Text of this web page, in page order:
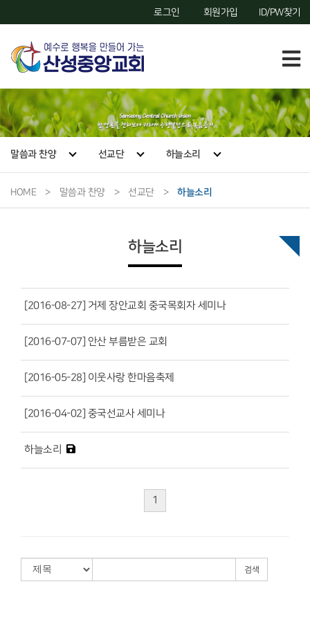
로그인 회원가입 ID/PW찾기
말씀과 찬양 선교단 하늘소리
HOME > 말씀과 찬양 > 선교단 > 하늘소리
하늘소리
[2016-08-27] 거제 장안교회 중국목회자 세미나
[2016-07-07] 안산 부름받은 교회
[2016-05-28] 이웃사랑 한마음축제
[2016-04-02] 중국선교사 세미나
하늘소리
1
검색